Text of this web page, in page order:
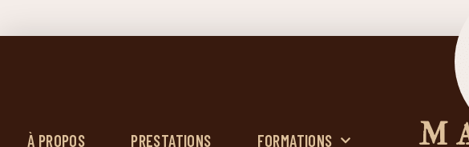
À PROPOS PRESTATIONS FORMATIONS M